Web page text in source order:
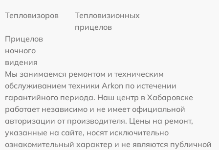
Тепловизоров
Тепловизионных
прицелов
Прицелов
ночного
видения
Мы занимаемся ремонтом и техническим
обслуживанием техники Arkon по истечении
гарантийного периода. Наш центр в Хабаровске
работает независимо и не имеет официальной
авторизации от производителя. Цены на ремонт,
указанные на сайте, носят исключительно
ознакомительный характер и не являются публичной